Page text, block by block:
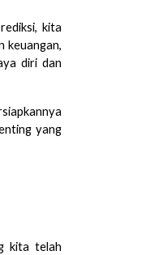
kita
keuangan,
diri dan
yang
kita telah